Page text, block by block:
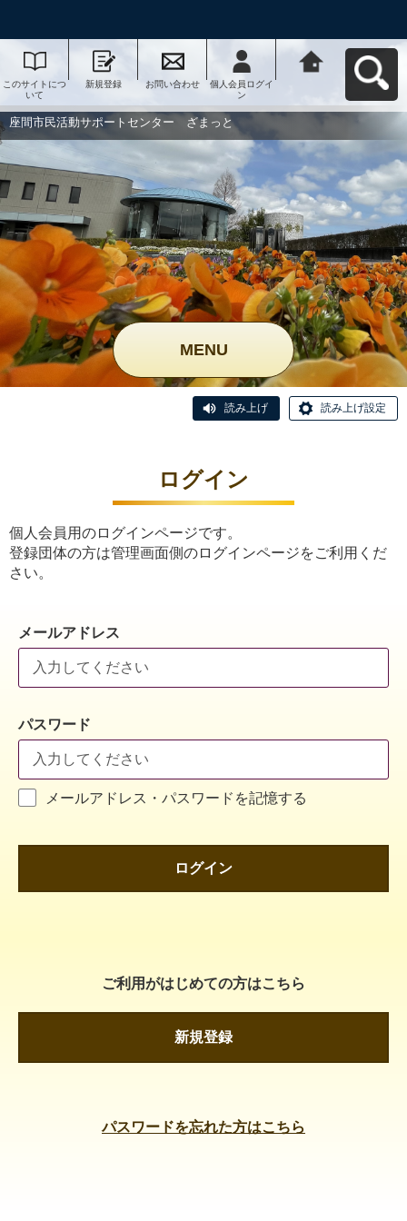
このサイトにつ
いて
新規登録 お問い合わせ
個人会員ログイ
ン
ー ざまっとへ
座間市民活動サポートセンター ざまっと
MENU
読み上げ 読み上げ設定
ログイン
個人会員用のログインページです。
登録団体の方は管理画面側のログインページをご利用くだ
さい。
メールアドレス
パスワード
メールアドレス・パスワードを記憶する
ログイン
ご利用がはじめての方はこちら
新規登録
パスワードを忘れた方はこちら